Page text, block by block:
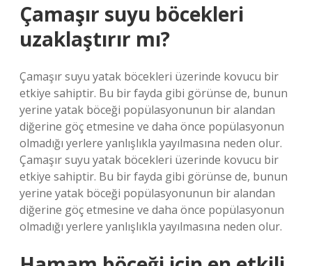
Çamaşır suyu böcekleri
uzaklaştırır mı?
Çamaşır suyu yatak böcekleri üzerinde kovucu bir
etkiye sahiptir. Bu bir fayda gibi görünse de, bunun
yerine yatak böceği popülasyonunun bir alandan
diğerine göç etmesine ve daha önce popülasyonun
olmadığı yerlere yanlışlıkla yayılmasına neden olur.
Çamaşır suyu yatak böcekleri üzerinde kovucu bir
etkiye sahiptir. Bu bir fayda gibi görünse de, bunun
yerine yatak böceği popülasyonunun bir alandan
diğerine göç etmesine ve daha önce popülasyonun
olmadığı yerlere yanlışlıkla yayılmasına neden olur.